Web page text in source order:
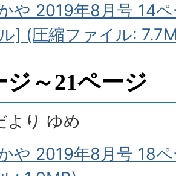
や 2019年8月号 14
] (圧縮ファイル:
ジ～21ページ
より ゆめ
や 2019年8月号 18